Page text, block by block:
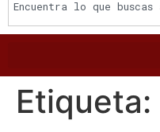
Etiqueta: